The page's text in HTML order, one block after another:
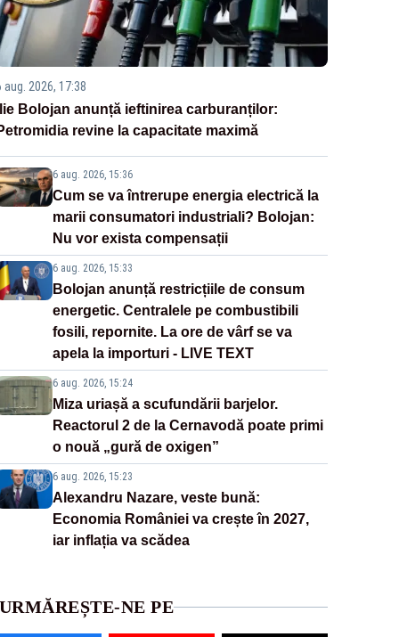
aug. 2026, 17:38
Ilie Bolojan anunță ieftinirea carburanților:
revine la capacitate maximă
6 aug. 2026, 15:36
Cum se va întrerupe energia electrică la
marii consumatori industriali? Bolojan:
Nu vor exista compensații
6 aug. 2026, 15:33
Bolojan anunță restricțiile de consum
energetic. Centralele pe combustibili
fosili, repornite. La ore de vârf se va
apela la importuri - LIVE TEXT
6 aug. 2026, 15:24
Miza uriașă a scufundării barjelor.
Reactorul 2 de la Cernavodă poate primi
o nouă „gură de oxigen”
6 aug. 2026, 15:23
Alexandru Nazare, veste bună:
Economia României va crește în 2027,
iar inflația va scădea
URMĂREȘTE-NE PE